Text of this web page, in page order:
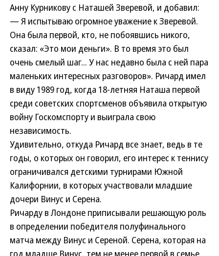
Анну Курникову с Наташей Зверевой, и добавил:
— Я испытываю огромное уважение к Зверевой.
Она была первой, кто, не побоявшись никого,
сказал: «Это мои деньги». В то время это был
очень смелый шаг... У нас недавно была с ней пара
маленьких интересных разговоров». Ричард имел
в виду 1989 год, когда 18-летняя Наташа первой
среди советских спортсменов объявила открытую
войну Госкомспорту и выиграла свою
независимость.
Удивительно, откуда Ричард все знает, ведь в те
годы, о которых он говорил, его интерес к теннису
ограничивался детскими турнирами Южной
Калифорнии, в которых участвовали младшие
дочери Винус и Серена.
Ричарду в Лондоне приписывали решающую роль
в определении победителя полуфинального
матча между Винус и Сереной. Серена, которая на
год младше Винус, тем не менее первой в семье